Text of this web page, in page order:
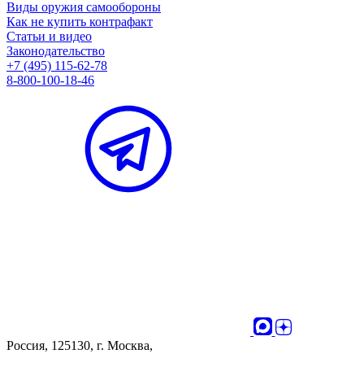
Виды оружия самообороны
Как не купить контрафакт
Статьи и видео
Законодательство
+7 (495) 115-62-78
8-800-100-18-46
Россия, 125130, г. Москва,